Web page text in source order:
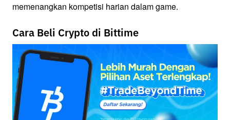
memenangkan kompetisi harian dalam game.
Cara Beli Crypto di Bittime